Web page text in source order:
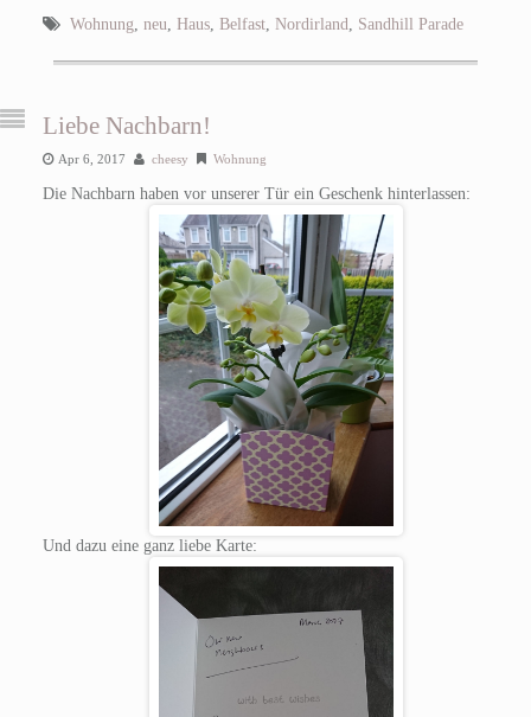
Wohnung, neu, Haus, Belfast, Nordirland, Sandhill Parade
Liebe Nachbarn!
Apr 6, 2017 cheesy Wohnung
Die Nachbarn haben vor unserer Tür ein Geschenk hinterlassen:
Und dazu eine ganz liebe Karte: